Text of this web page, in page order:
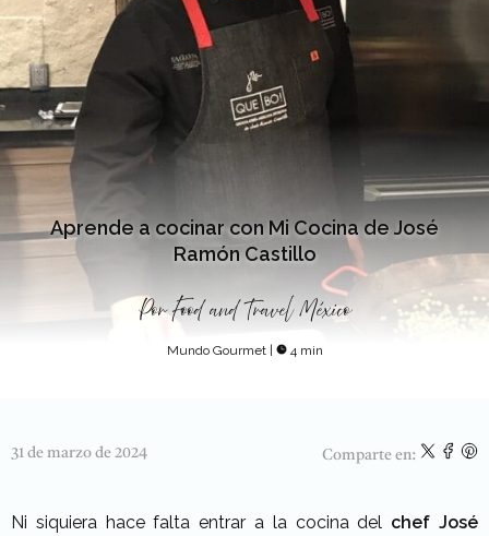
Aprende a cocinar con Mi Cocina de José
Ramón Castillo
Por Food and Travel México
Mundo Gourmet | 4 min
31 de marzo de 2024 Comparte en:
Ni siquiera hace falta entrar a la cocina del chef José